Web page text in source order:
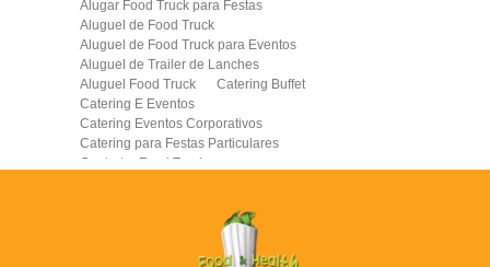
Alugar Food Truck para Festas
Aluguel de Food Truck
Aluguel de Food Truck para Eventos
Aluguel de Trailer de Lanches
Aluguel Food Truck
Catering Buffet
Catering E Eventos
Catering Eventos Corporativos
Catering para Festas Particulares
Contratar Food Truck
Eventos com Food Truck
Food Truck
Food Truck Casamento Preço
Food Truck Completo
Food Truck Contratar